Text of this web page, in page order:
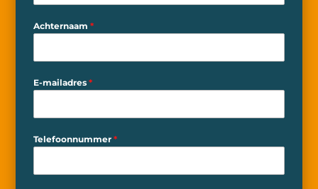
Achternaam*
E-mailadres*
Telefoonnummer*